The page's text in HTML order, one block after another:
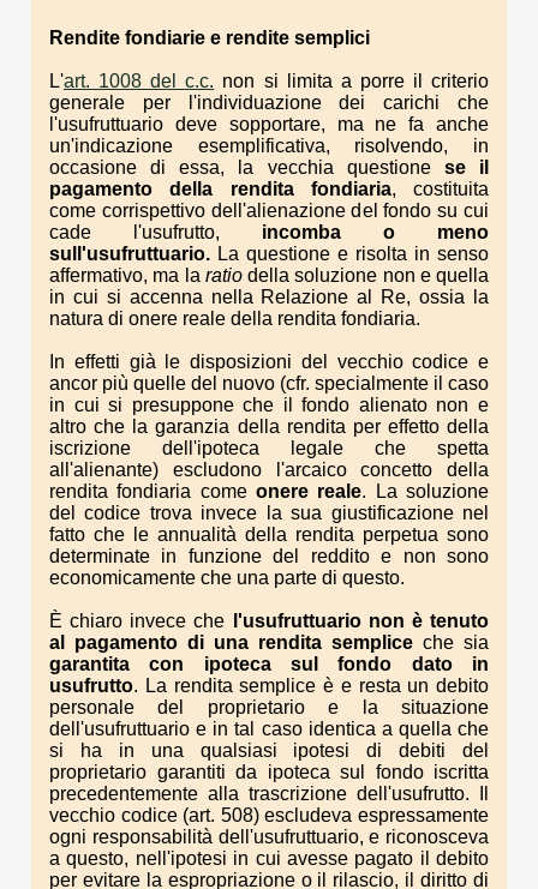
Rendite fondiarie e rendite semplici
L'art. 1008 del c.c. non si limita a porre il criterio
generale per l'individuazione dei carichi che
l'usufruttuario deve sopportare, ma ne fa anche
un'indicazione esemplificativa, risolvendo, in
occasione di essa, la vecchia questione se il
pagamento della rendita fondiaria, costituita
come corrispettivo dell'alienazione del fondo su cui
cade l'usufrutto, incomba o meno
sull'usufruttuario. La questione e risolta in senso
affermativo, ma la ratio della soluzione non e quella
in cui si accenna nella Relazione al Re, ossia la
natura di onere reale della rendita fondiaria.
In effetti già le disposizioni del vecchio codice e
ancor più quelle del nuovo (cfr. specialmente il caso
in cui si presuppone che il fondo alienato non e
altro che la garanzia della rendita per effetto della
iscrizione dell'ipoteca legale che spetta
all'alienante) escludono l'arcaico concetto della
rendita fondiaria come onere reale. La soluzione
del codice trova invece la sua giustificazione nel
fatto che le annualità della rendita perpetua sono
determinate in funzione del reddito e non sono
economicamente che una parte di questo.
È chiaro invece che
l'usufruttuario non è tenuto
al pagamento di una rendita semplice che sia
garantita con ipoteca sul fondo dato in
usufrutto. La rendita semplice è e resta un debito
personale del proprietario e la situazione
dell'usufruttuario e in tal caso identica a quella che
si ha in una qualsiasi ipotesi di debiti del
proprietario garantiti da ipoteca sul fondo iscritta
precedentemente alla trascrizione dell'usufrutto. Il
vecchio codice (art. 508) escludeva espressamente
ogni responsabilità dell'usufruttuario, e riconosceva
a questo, nell'ipotesi in cui avesse pagato il debito
per evitare la espropriazione o il rilascio, il diritto di